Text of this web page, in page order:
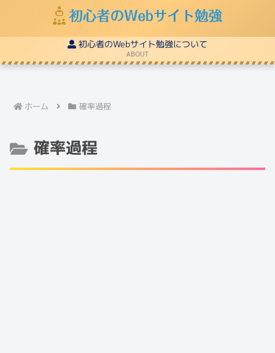
初心者のWebサイト勉強について
ABOUT
ホーム 確率過程
確率過程